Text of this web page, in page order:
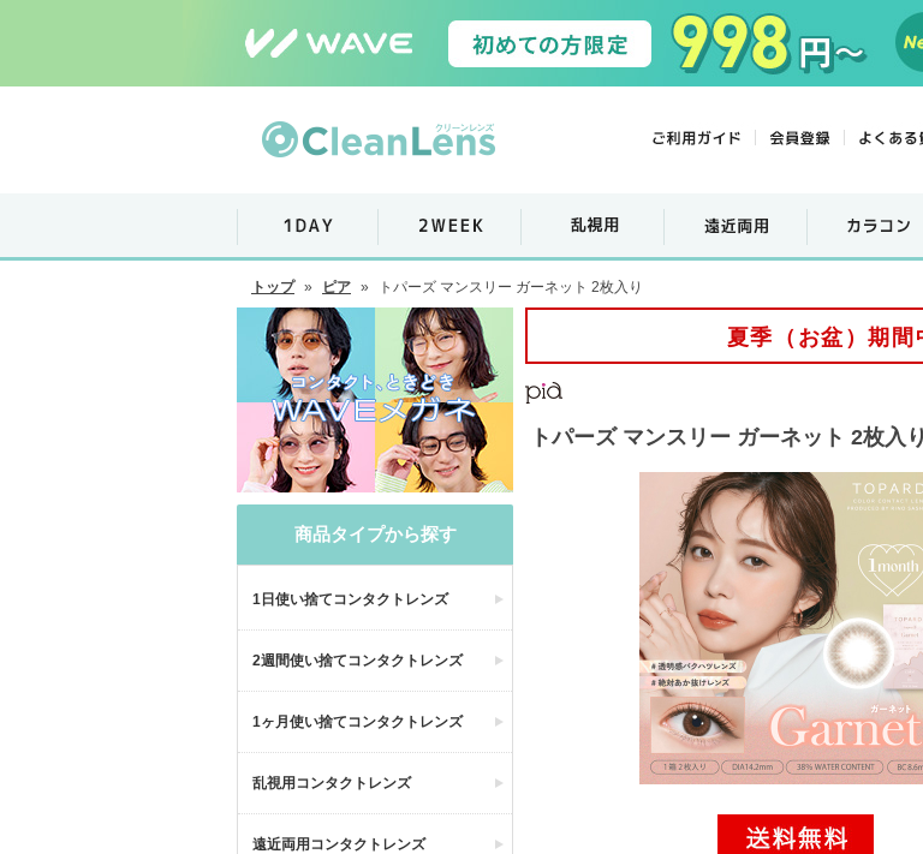
トップ » ピア » トパーズ マンスリー ガーネット 2枚入り
商品タイプから探す
1日使い捨てコンタクトレンズ
2週間使い捨てコンタクトレンズ
1ヶ月使い捨てコンタクトレンズ
乱視用コンタクトレンズ
遠近両用コンタクトレンズ
夏季（お盆）期間
トパーズ マンスリー ガーネット 2枚入り